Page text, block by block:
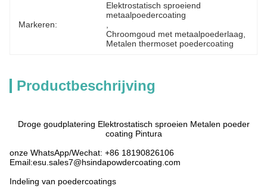
Markeren:
Elektrostatisch sproeiend
metaalpoedercoating
Chroomgoud met metaalpoederlaag
Metalen thermoset poedercoating
Productbeschrijving
Droge goudplatering Elektrostatisch sproeien Metalen poeder
coating Pintura
onze WhatsApp/Wechat: +86 18190826106
Email:esu.sales7@hsindapowdercoating.com
Indeling van poedercoatings